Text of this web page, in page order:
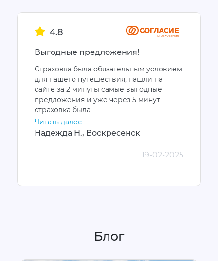
4.8
Выгодные предложения!
Страховка была обязательным условием
для нашего путешествия, нашли на
сайте за 2 минуты самые выгодные
предложения и уже через 5 минут
страховка была
Читать далее
Надежда Н., Воскресенск
19-02-2025
Блог